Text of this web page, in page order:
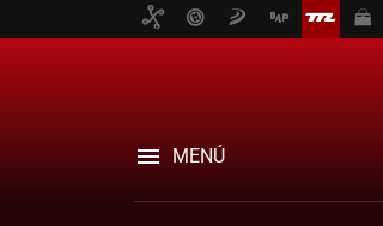
MENÚ